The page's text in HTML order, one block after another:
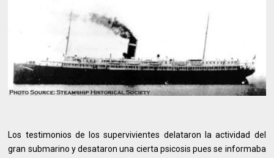
Los testimonios de los supervivientes delataron la actividad del
gran submarino y desataron una cierta psicosis pues se informaba